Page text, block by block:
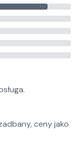
ceny jako